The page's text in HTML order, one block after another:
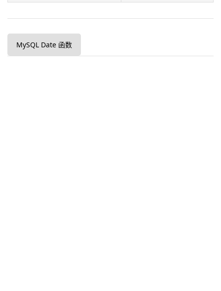
MySQL Date 函数